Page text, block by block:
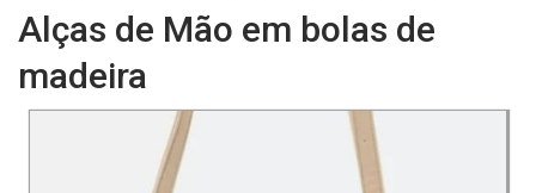
Alças de Mão em bolas de
madeira